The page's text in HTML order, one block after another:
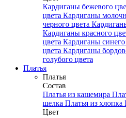
Кардиганы бежевого
цвета Кардиганы
черного цвета
Кардиганы красного
цвета Кардиганы синего
цвета Кардиганы
голубого цвета
Платья
Платья
Состав
Платья из кашемира
шелка Платья из хлопка
Цвет